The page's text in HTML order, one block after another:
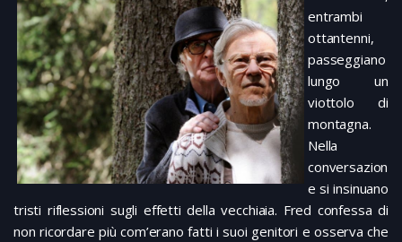
entrambi
ottantenni,
passeggiano
lungo un
viottolo di
montagna.
Nella
conversazion
e si insinuano
tristi riflessioni sugli effetti della vecchiaia. Fred confessa di
non ricordare più com’erano fatti i suoi genitori e osserva che